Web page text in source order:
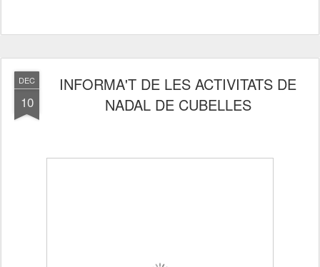
DEC
10
INFORMA'T DE LES ACTIVITATS DE
NADAL DE CUBELLES